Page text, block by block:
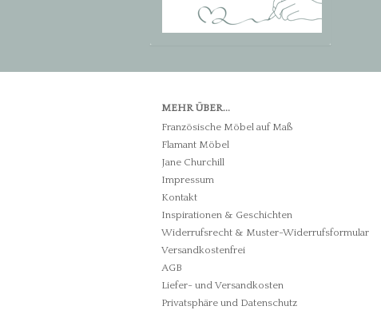
MEHR ÜBER...
Französische Möbel auf Maß
Flamant Möbel
Jane Churchill
Impressum
Kontakt
Inspirationen & Geschichten
Widerrufsrecht & Muster-Widerrufsformular
Versandkostenfrei
AGB
Liefer- und Versandkosten
Privatsphäre und Datenschutz